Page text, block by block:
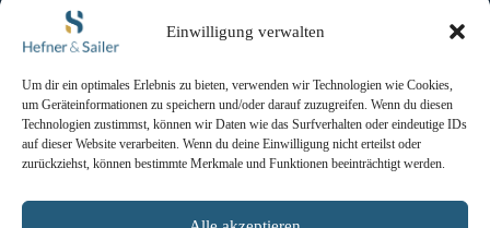
Einwilligung verwalten
Um dir ein optimales Erlebnis zu bieten, verwenden wir Technologien wie Cookies,
um Geräteinformationen zu speichern und/oder darauf zuzugreifen. Wenn du diesen
Technologien zustimmst, können wir Daten wie das Surfverhalten oder eindeutige IDs
auf dieser Website verarbeiten. Wenn du deine Einwilligung nicht erteilst oder
zurückziehst, können bestimmte Merkmale und Funktionen beeinträchtigt werden.
Impressum
Datenschutzerklaerung
Cookie-Richtlinie
Kontakt